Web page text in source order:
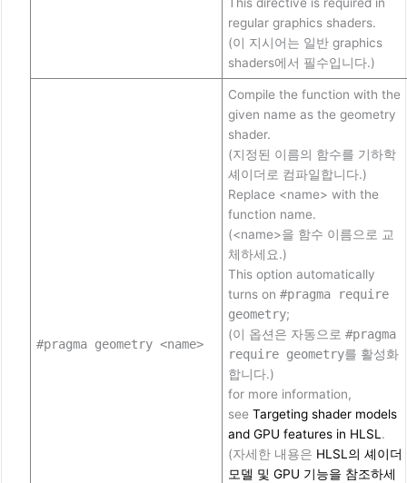
This directive is required in
regular graphics shaders.
(이 지시어는 일반 graphics
shaders에서 필수입니다.)
#pragma geometry <name>
Compile the function with the
given name as the geometry
shader.
(지정된 이름의 함수를 기하학
셰이더로 컴파일합니다.)
Replace <name> with the
function name.
(<name>을 함수 이름으로 교
체하세요.)
This option automatically
turns on#pragma require
geometry;
(이 옵션은 자동으로#pragma
require geometry를 활성화
합니다.)
for more information,
seeTargeting shader models
and GPU features in HLSL.
(자세한 내용은 HLSL의 셰이더
모델 및 GPU 기능을 참조하세